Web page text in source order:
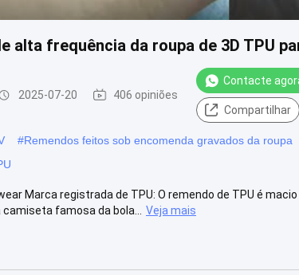
alta frequência da roupa de 3D TPU
2025-07-20 406 opiniões
Contacte
Compartilhar
#Remendos feitos sob encomenda gravados da roupa
Marca registrada de TPU: O remendo de TPU é
famosa da bola...
Veja mais